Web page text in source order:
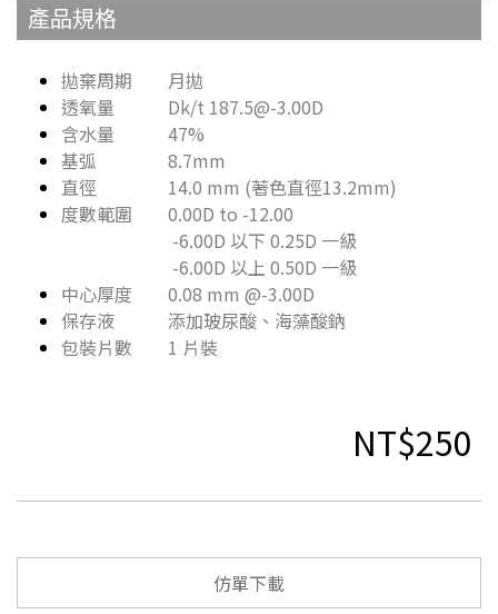
產品規格
拋棄周期 月拋
透氧量 Dk/t 187.5@-3.00D
含水量 47%
基弧 8.7mm
直徑 14.0 mm (著色直徑13.2mm)
度數範圍 0.00D to -12.00
-6.00D 以下 0.25D 一級
-6.00D 以上 0.50D 一級
中心厚度 0.08 mm @-3.00D
保存液 添加玻尿酸、海藻酸鈉
包裝片數 1 片裝
NT$250
仿單下載